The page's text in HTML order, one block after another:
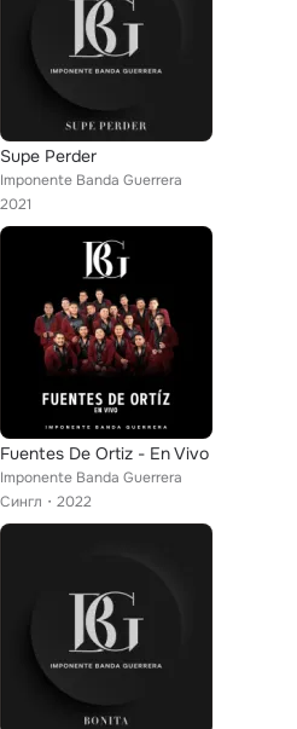
Supe Perder
Imponente Banda Guerrera
2021
Fuentes De Ortiz - En Vivo
Imponente Banda Guerrera
Сингл
2022